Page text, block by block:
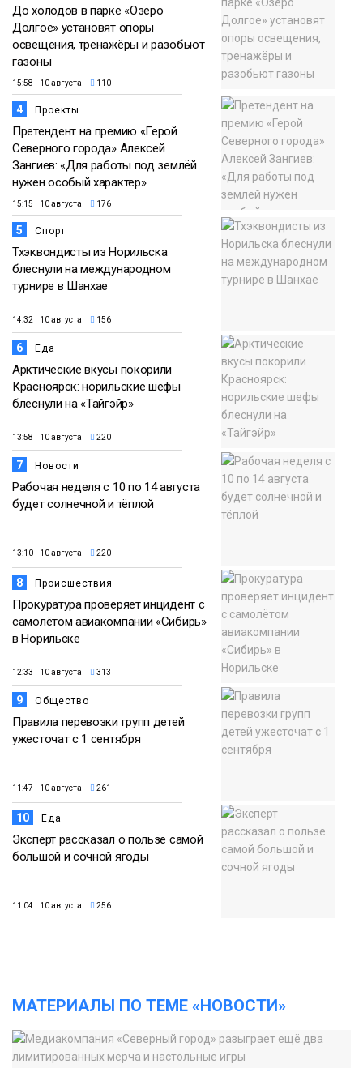
До холодов в парке «Озеро
Долгое» установят опоры
освещения, тренажёры и разобьют
газоны
15:58 10 августа 110
4 Проекты
Претендент на премию «Герой
Северного города» Алексей
Зангиев: «Для работы под землёй
нужен особый характер»
15:15 10 августа 176
5 Спорт
Тхэквондисты из Норильска
блеснули на международном
турнире в Шанхае
14:32 10 августа 156
6 Еда
Арктические вкусы покорили
Красноярск: норильские шефы
блеснули на «Тайгэйр»
13:58 10 августа 220
7 Новости
Рабочая неделя с 10 по 14 августа
будет солнечной и тёплой
13:10 10 августа 220
8 Происшествия
Прокуратура проверяет инцидент с
самолётом авиакомпании «Сибирь»
в Норильске
12:33 10 августа 313
9 Общество
Правила перевозки групп детей
ужесточат с 1 сентября
11:47 10 августа 261
10 Еда
Эксперт рассказал о пользе самой
большой и сочной ягоды
11:04 10 августа 256
МАТЕРИАЛЫ ПО ТЕМЕ «НОВОСТИ»